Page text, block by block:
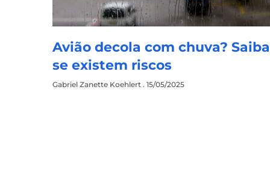
Avião decola com chuva? Saiba
se existem riscos
Gabriel Zanette Koehlert 15/05/2025